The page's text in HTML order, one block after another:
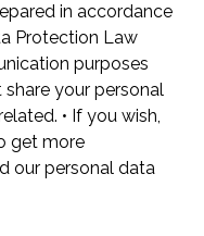
in accordance
Protection Law
purposes
your personal
• If you wish,
get more
our personal data